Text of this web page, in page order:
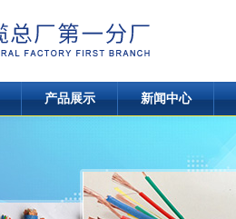
产品展示 新闻中心